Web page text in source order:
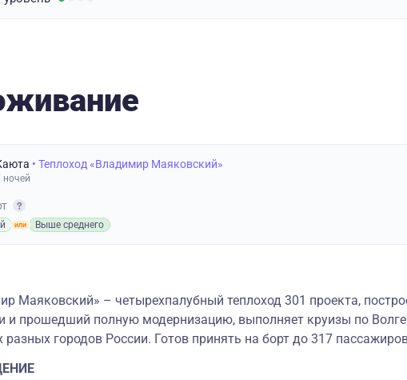
• Теплоход «Владимир Маяковский»
ночей
Выше среднего
Маяковский» – четырехпалубный теплоход 301 проекта,
и прошедший полную модернизацию, выполняет круизы по
разных городов России. Готов принять на борт до 317